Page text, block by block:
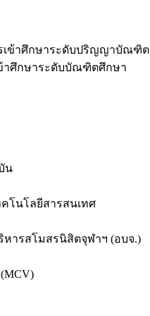
เข้าศึกษาระดับปริญญาบัณฑิต
าศึกษาระดับบัณฑิตศึกษา
น
โนโลยีสารสนเทศ
หารสโมสรนิสิตจุฬาฯ (อบจ.)